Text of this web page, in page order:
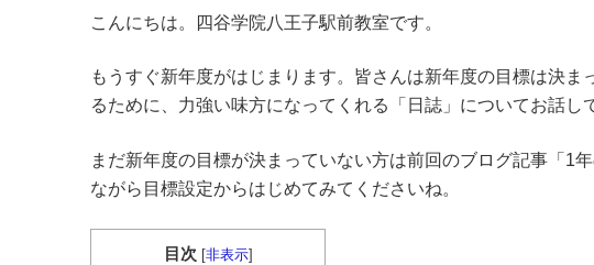
こんにちは。四谷学院八王子駅前教室です。
もうすぐ新年度がはじまります。皆さんは新年度の目標は決
るために、力強い味方になってくれる「日誌」についてお話し
まだ新年度の目標が決まっていない方は前回のブログ記事「1
ながら目標設定からはじめてみてくださいね。
目次 [非表示]